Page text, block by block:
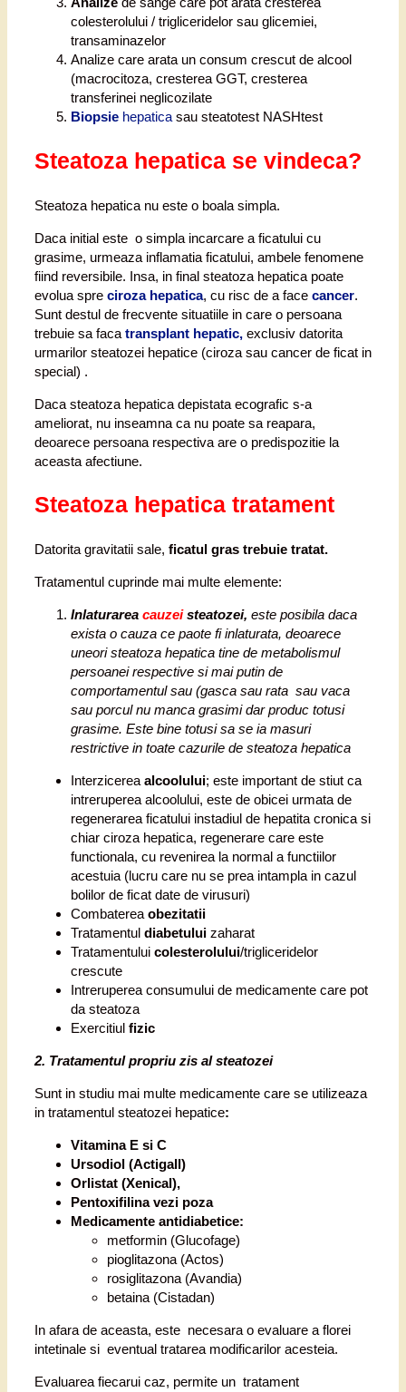
colesterolului / trigliceridelor sau glicemiei,
transaminazelor
Analize care arata un consum crescut de alcool
(macrocitoza, cresterea GGT, cresterea
transferinei neglicozilate
Biopsie hepatica sau steatotest NASHtest
Steatoza hepatica se vindeca?
Steatoza hepatica nu este o boala simpla.
Daca initial este o simpla incarcare a ficatului cu
grasime, urmeaza inflamatia ficatului, ambele fenomene
fiind reversibile. Insa, in final steatoza hepatica poate
evolua spre ciroza hepatica, cu risc de a face cancer.
Sunt destul de frecvente situatiile in care o persoana
trebuie sa faca transplant hepatic, exclusiv datorita
urmarilor steatozei hepatice (ciroza sau cancer de ficat in
special) .
Daca steatoza hepatica depistata ecografic s-a
ameliorat, nu inseamna ca nu poate sa reapara,
deoarece persoana respectiva are o predispozitie la
aceasta afectiune.
Steatoza hepatica tratament
Datorita gravitatii sale, ficatul gras trebuie tratat.
Tratamentul cuprinde mai multe elemente:
Inlaturarea cauzeisteatozei, este posibila daca
exista o cauza ce paote fi inlaturata, deoarece
uneori steatoza hepatica tine de metabolismul
persoanei respective si mai putin de
comportamentul sau (gasca sau rata sau vaca
sau porcul nu manca grasimi dar produc totusi
grasime. Este bine totusi sa se ia masuri
restrictive in toate cazurile de steatoza hepatica
Interzicerea alcoolului; este important de stiut ca
intreruperea alcoolului, este de obicei urmata de
regenerarea ficatului instadiul de hepatita cronica si
chiar ciroza hepatica, regenerare care este
functionala, cu revenirea la normal a functiilor
acestuia (lucru care nu se prea intampla in cazul
bolilor de ficat date de virusuri)
Combaterea obezitatii
Tratamentul diabetului zaharat
Tratamentului colesterolului/trigliceridelor
crescute
Intreruperea consumului de medicamente care pot
da steatoza
Exercitiul fizic
2. Tratamentul propriu zis al steatozei
Sunt in studiu mai multe medicamente care se utilizeaza
in tratamentul steatozei hepatice:
Vitamina E si C
Ursodiol (Actigall)
Orlistat (Xenical),
Pentoxifilina vezi poza
Medicamente antidiabetice:
metformin (Glucofage)
pioglitazona (Actos)
rosiglitazona (Avandia)
betaina (Cistadan)
In afara de aceasta, este necesara o evaluare a florei
intetinale si eventual tratarea modificarilor acesteia.
Evaluarea fiecarui caz, permite un tratament